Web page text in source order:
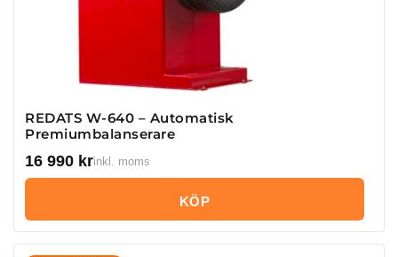
REDATS W-640 – Automatisk
Premiumbalanserare
16 990 krinkl. moms
KÖP